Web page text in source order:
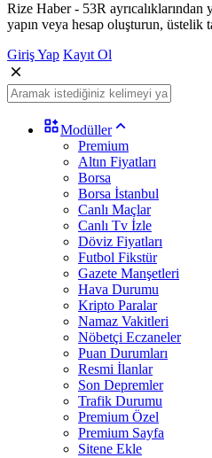
Rize Haber - 53R
yapın veya hesap oluşturun, üstelik
Giriş Yap Kayıt Ol
Modüller
Premium
Altın Fiyatları
Borsa
Borsa İstanbul
Canlı Maçlar
Canlı Tv İzle
Döviz Fiyatları
Futbol Fikstür
Gazete Manşetleri
Hava Durumu
Kripto Paralar
Namaz Vakitleri
Nöbetçi Eczaneler
Puan Durumları
Resmi İlanlar
Son Depremler
Trafik Durumu
Premium Özel
Premium Sayfa
Sitene Ekle